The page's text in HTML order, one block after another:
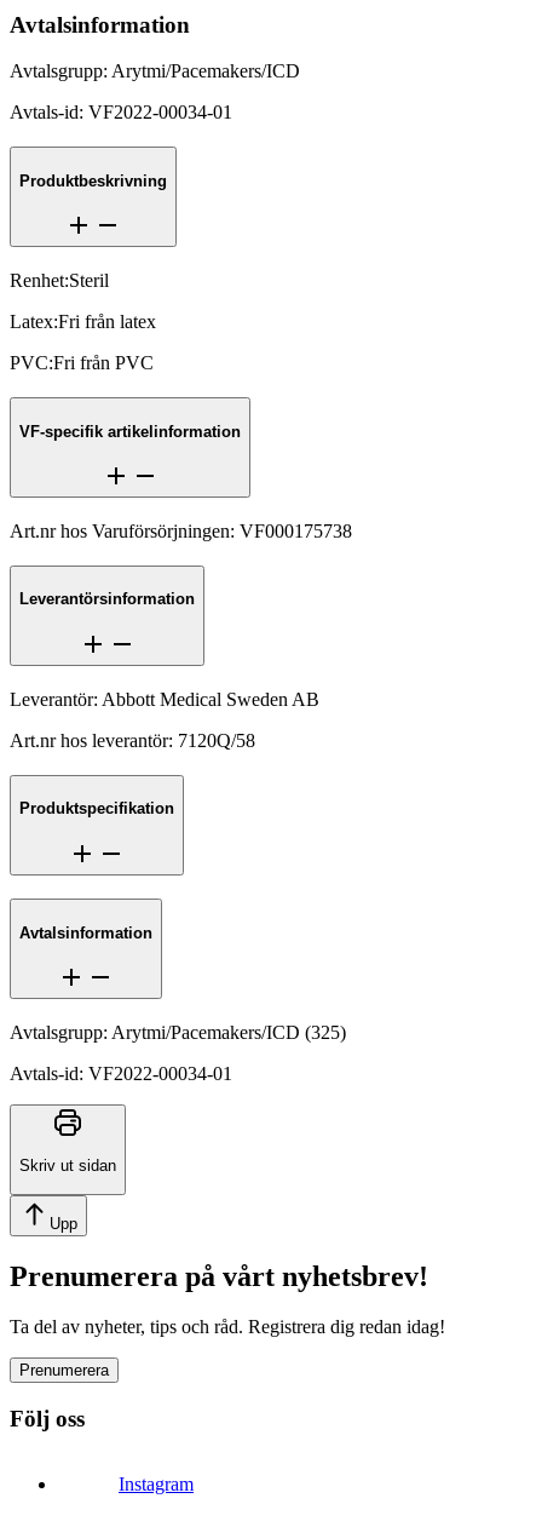
Avtalsinformation
Avtalsgrupp: Arytmi/Pacemakers/ICD
Avtals-id: VF2022-00034-01
Produktbeskrivning
Renhet:Steril
Latex:Fri från latex
PVC:Fri från PVC
VF-specifik artikelinformation
Art.nr hos Varuförsörjningen: VF000175738
Leverantörsinformation
Leverantör: Abbott Medical Sweden AB
Art.nr hos leverantör: 7120Q/58
Produktspecifikation
Avtalsinformation
Avtalsgrupp: Arytmi/Pacemakers/ICD (325)
Avtals-id: VF2022-00034-01
Skriv ut sidan
Upp
Prenumerera på vårt nyhetsbrev!
Ta del av nyheter, tips och råd. Registrera dig redan idag!
Prenumerera
Följ oss
Instagram